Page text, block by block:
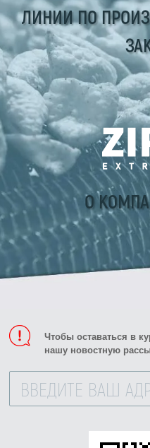
ЛИНИИ ПО
О
Чтобы оставаться в
нашу новостную